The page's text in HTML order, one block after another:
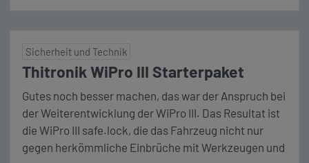
Sicherheit und Technik
Thitronik WiPro III Starterpaket
Gutes noch besser machen, das war der Anspruch bei
der Weiterentwicklung der WiPro III. Das Resultat ist
die WiPro III safe.lock, die das Fahrzeug nicht nur
gegen herkömmliche Einbrüche mit Werkzeugen und